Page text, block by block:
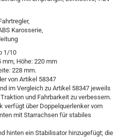
Karosserie,
1/10
mm, Höhe: 220 mm
228 mm.
von Artikel 58347
im Vergleich zu Artikel 58347 jeweils
und Fahrbarkeit zu verbessern.
verfügt über Doppelquerlenker vorn
mit Starrachsen für stabiles
hinten ein Stabilisator hinzugefügt; die